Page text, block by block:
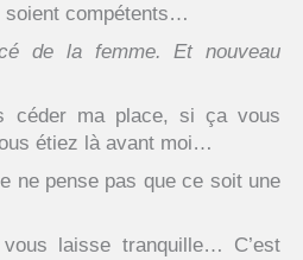
soient compétents…
de la femme.
Et nouveau
céder ma place, si ça vous
étiez là avant moi…
ne pense pas que ce soit une
laisse tranquille… C’est